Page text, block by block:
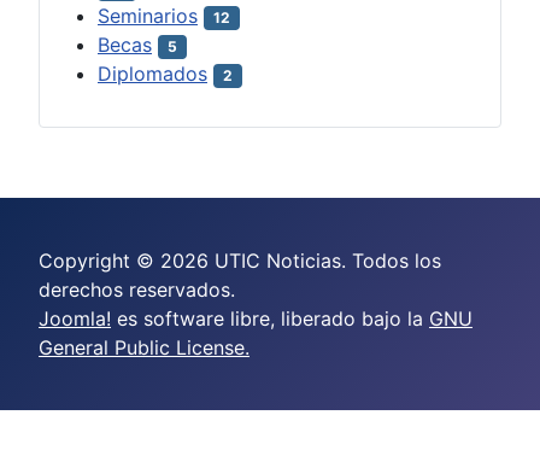
Seminarios 12
Becas 5
Diplomados 2
Copyright © 2026 UTIC Noticias. Todos los
derechos reservados.
Joomla! es software libre, liberado bajo la GNU
General Public License.